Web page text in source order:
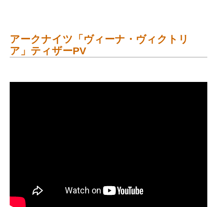
アークナイツ「ヴィーナ・ヴィクトリ
ア」ティザーPV